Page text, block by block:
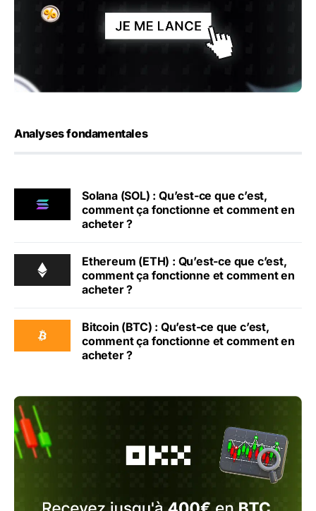
Analyses fondamentales
Solana (SOL) : Qu’est-ce que c’est,
comment ça fonctionne et comment en
acheter ?
Ethereum (ETH) : Qu’est-ce que c’est,
comment ça fonctionne et comment en
acheter ?
Bitcoin (BTC) : Qu’est-ce que c’est,
comment ça fonctionne et comment en
acheter ?